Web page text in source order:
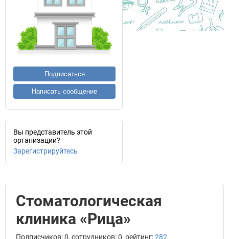
Подписаться
Написать сообщение
Вы представитель этой
организации?
Зарегистрируйтесь
Стоматологическая
клиника «Рица»
Подписчиков: 0, сотрудников: 0, рейтинг:282